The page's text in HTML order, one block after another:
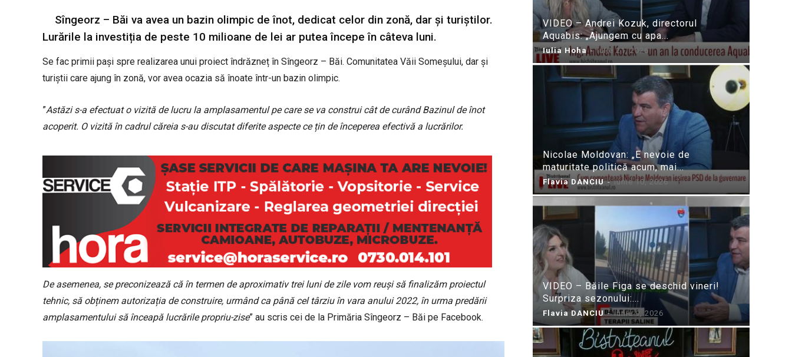
Sîngeorz – Băi va avea un bazin olimpic de înot, dedicat celor din zonă, dar și turiștilor.
Lurările la investiția de peste 10 milioane de lei ar putea începe în câteva luni.
Se fac primii pași spre realizarea unui proiect îndrăzneț în Sîngeorz – Băi. Comunitatea Văii Someșului, dar și
turiștii care ajung în zonă, vor avea ocazia să înoate într-un bazin olimpic.
”Astăzi s-a efectuat o vizită de lucru la amplasamentul pe care se va construi cât de curând Bazinul de înot
acoperit. O vizită în cadrul căreia s-au discutat diferite aspecte ce țin de începerea efectivă a lucrărilor.
De asemenea, se preconizează că în termen de aproximativ trei luni de zile vom reuși să finalizăm proiectul
tehnic, să obținem autorizația de construire, urmând ca până cel târziu în vara anului 2022, în urma predării
amplasamentului să înceapă lucrările propriu-zise” au scris cei de la Primăria Sîngeorz – Băi pe Facebook.
VIDEO – Andrei Kozuk, directorul
Aquabis: „Ajungem cu apa...
Iulia Hoha - iulie 21, 2026
Nicolae Moldovan: „E nevoie de
maturitate politică acum, mai...
Flavia DANCIU - iunie 10, 2026
VIDEO – Băile Figa se deschid vineri!
Surpriza sezonului:...
Flavia DANCIU - iunie 9, 2026